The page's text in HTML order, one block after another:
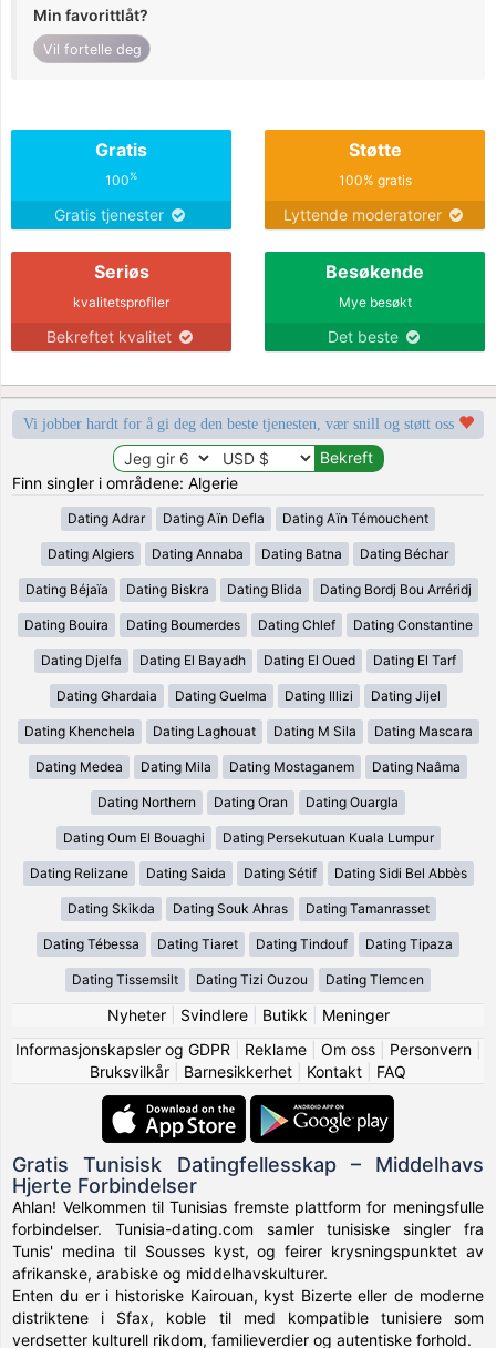
Min favorittlåt?
Vil fortelle deg
Gratis
100%
Gratis tjenester
Støtte
100% gratis
Lyttende moderatorer
Seriøs
kvalitetsprofiler
Bekreftet kvalitet
Besøkende
Mye besøkt
Det beste
Vi jobber hardt for å gi deg den beste tjenesten, vær snill og støtt oss
Finn singler i områdene: Algerie
Dating Adrar Dating Aïn Defla Dating Aïn Témouchent
Dating Algiers Dating Annaba Dating Batna Dating Béchar
Dating Béjaïa Dating Biskra Dating Blida Dating Bordj Bou Arréridj
Dating Bouira Dating Boumerdes Dating Chlef Dating Constantine
Dating Djelfa Dating El Bayadh Dating El Oued Dating El Tarf
Dating Ghardaia Dating Guelma Dating Illizi Dating Jijel
Dating Khenchela Dating Laghouat Dating M Sila Dating Mascara
Dating Medea Dating Mila Dating Mostaganem Dating Naâma
Dating Northern Dating Oran Dating Ouargla
Dating Oum El Bouaghi Dating Persekutuan Kuala Lumpur
Dating Relizane Dating Saida Dating Sétif Dating Sidi Bel Abbès
Dating Skikda Dating Souk Ahras Dating Tamanrasset
Dating Tébessa Dating Tiaret Dating Tindouf Dating Tipaza
Dating Tissemsilt Dating Tizi Ouzou Dating Tlemcen
Nyheter| Svindlere| Butikk
Meninger
Informasjonskapsler og GDPR
Reklame| Om oss| Personvern|
Bruksvilkår
Barnesikkerhet Kontakt FAQ
Gratis Tunisisk Datingfellesskap – Middelhavs
Hjerte Forbindelser
Ahlan! Velkommen til Tunisias fremste plattform for meningsfulle
forbindelser. Tunisia-dating.com samler tunisiske singler fra
Tunis' medina til Sousses kyst, og feirer krysningspunktet av
afrikanske, arabiske og middelhavskulturer.
Enten du er i historiske Kairouan, kyst Bizerte eller de moderne
distriktene i Sfax, koble til med kompatible tunisiere som
verdsetter kulturell rikdom, familieverdier og autentiske forhold.